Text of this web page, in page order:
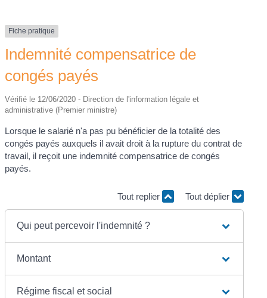
Fiche pratique
Indemnité compensatrice de
congés payés
Vérifié le 12/06/2020 - Direction de l'information légale et
administrative (Premier ministre)
Lorsque le salarié n'a pas pu bénéficier de la totalité des
congés payés auxquels il avait droit à la rupture du contrat de
travail, il reçoit une indemnité compensatrice de congés
payés.
Tout replier Tout déplier
Qui peut percevoir l'indemnité ?
Montant
Régime fiscal et social